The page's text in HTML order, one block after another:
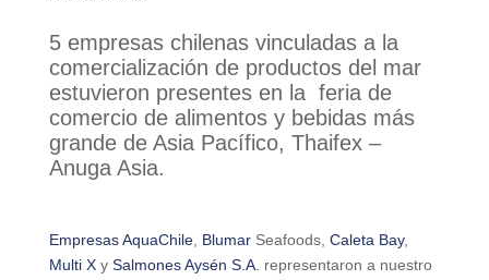
5 empresas chilenas vinculadas a la
comercialización de productos del mar
estuvieron presentes en la feria de
comercio de alimentos y bebidas más
grande de Asia Pacífico, Thaifex –
Anuga Asia.
Empresas AquaChile, BlumarSeafoods, Caleta Bay,
Multi Xy Salmones Aysén S.A. representaron a nuestro